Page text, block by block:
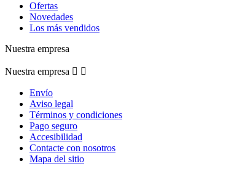
Ofertas
Novedades
Los más vendidos
Nuestra empresa
Nuestra empresa  
Envío
Aviso legal
Términos y condiciones
Pago seguro
Accesibilidad
Contacte con nosotros
Mapa del sitio